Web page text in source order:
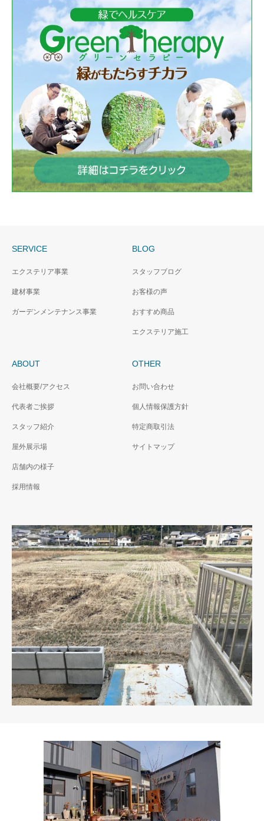
SERVICE
エクステリア事業
建材事業
ガーデンメンテナンス事業
BLOG
スタッフブログ
お客様の声
おすすめ商品
エクステリア施工
ABOUT
会社概要/アクセス
代表者ご挨拶
スタッフ紹介
屋外展示場
店舗内の様子
採用情報
OTHER
お問い合わせ
個人情報保護方針
特定商取引法
サイトマップ